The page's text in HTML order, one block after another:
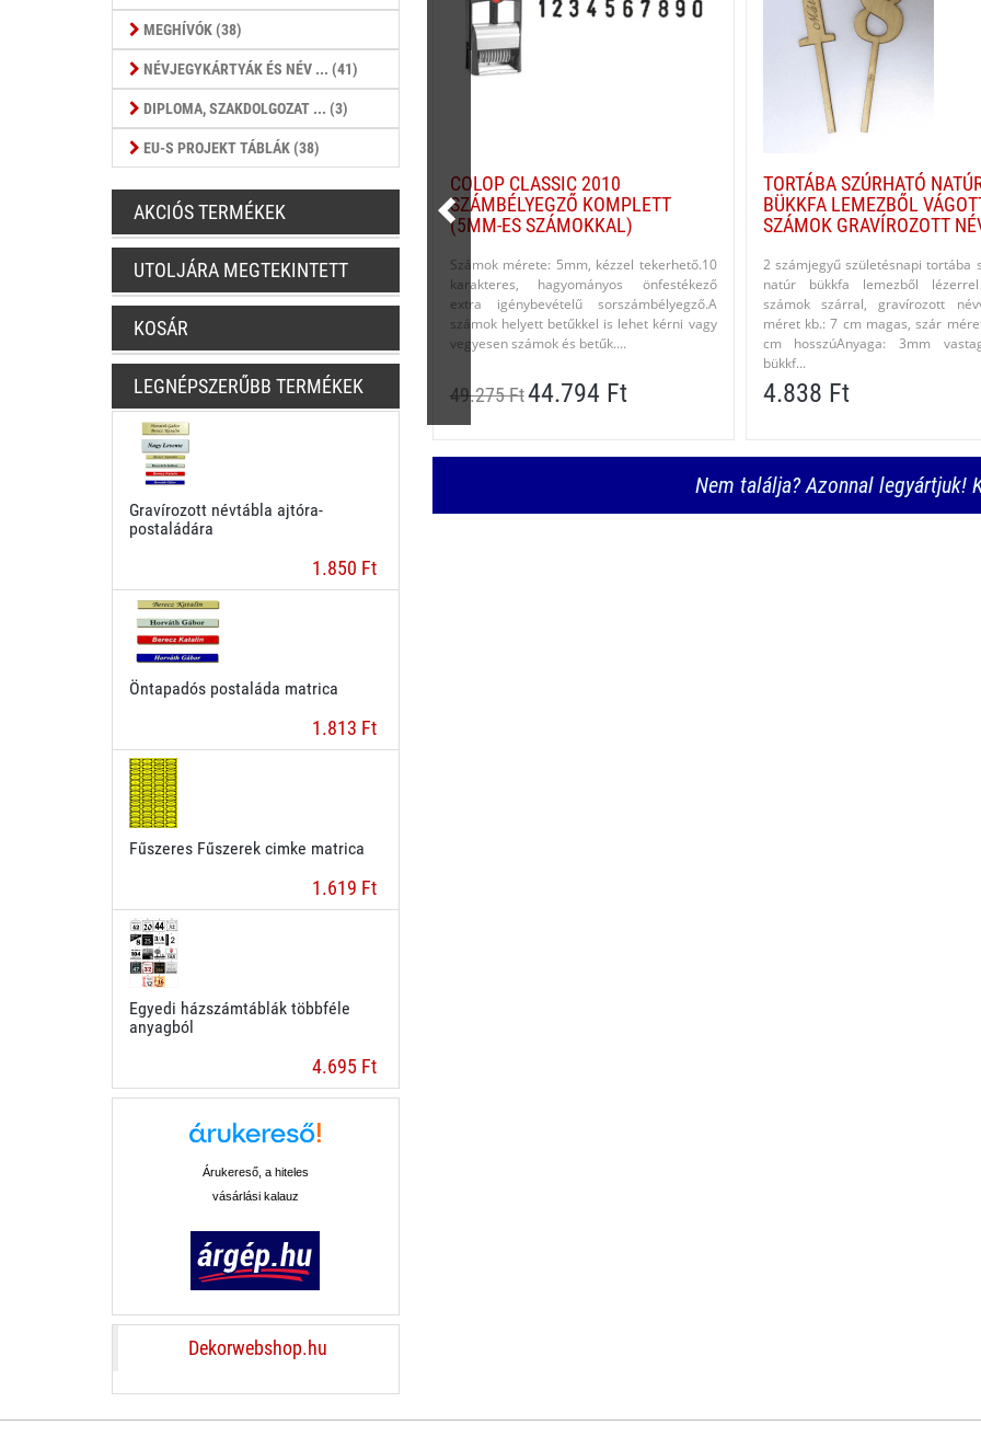
MEGHÍVÓK (38)
NÉVJEGYKÁRTYÁK ÉS NÉV ... (41)
DIPLOMA, SZAKDOLGOZAT ... (3)
EU-S PROJEKT TÁBLÁK (38)
AKCIÓS TERMÉKEK
UTOLJÁRA MEGTEKINTETT
KOSÁR
LEGNÉPSZERŰBB TERMÉKEK
Gravírozott névtábla ajtóra-
postaládára
1.850 Ft
Öntapadós postaláda matrica
1.813 Ft
Fűszeres Fűszerek cimke matrica
1.619 Ft
Egyedi házszámtáblák többféle
anyagból
4.695 Ft
Árukereső, a hiteles
vásárlási kalauz
Dekorwebshop.hu
COLOP CLASSIC 2010
SZÁMBÉLYEGZŐ KOMPLETT
(5MM-ES SZÁMOKKAL)
Számok mérete: 5mm, kézzel tekerhető.10
karakteres, hagyományos önfestékező
extra igénybevételű sorszámbélyegző.A
számok helyett betűkkel is lehet kérni vagy
vegyesen számok és betűk....
49.275 Ft44.794 Ft
TORTÁBA SZÚRHATÓ
BÜKKFA LEMEZBŐL
SZÁMOK GRAVÍROZOTT
2 számjegyű születésnapi tortába
natúr bükkfa lemezből
számok szárral, gravírozott
méret kb.: 7 cm magas, szár
cm hosszúAnyaga: 3mm
bükkf...
4.838 Ft
Nem találja? Azonnal legyártjuk!